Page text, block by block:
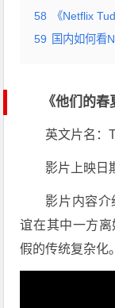
58
《Netflix
59
国内如何看
《他们的春
英文片名：
影片上映日
影片内容介
谊在其中一方
假的传统复杂化。